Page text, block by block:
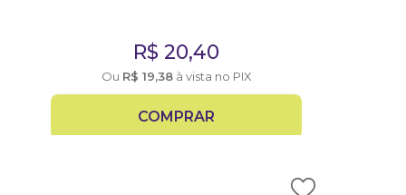
R$ 20,40
Ou R$ 19,38à vista no PIX
COMPRAR